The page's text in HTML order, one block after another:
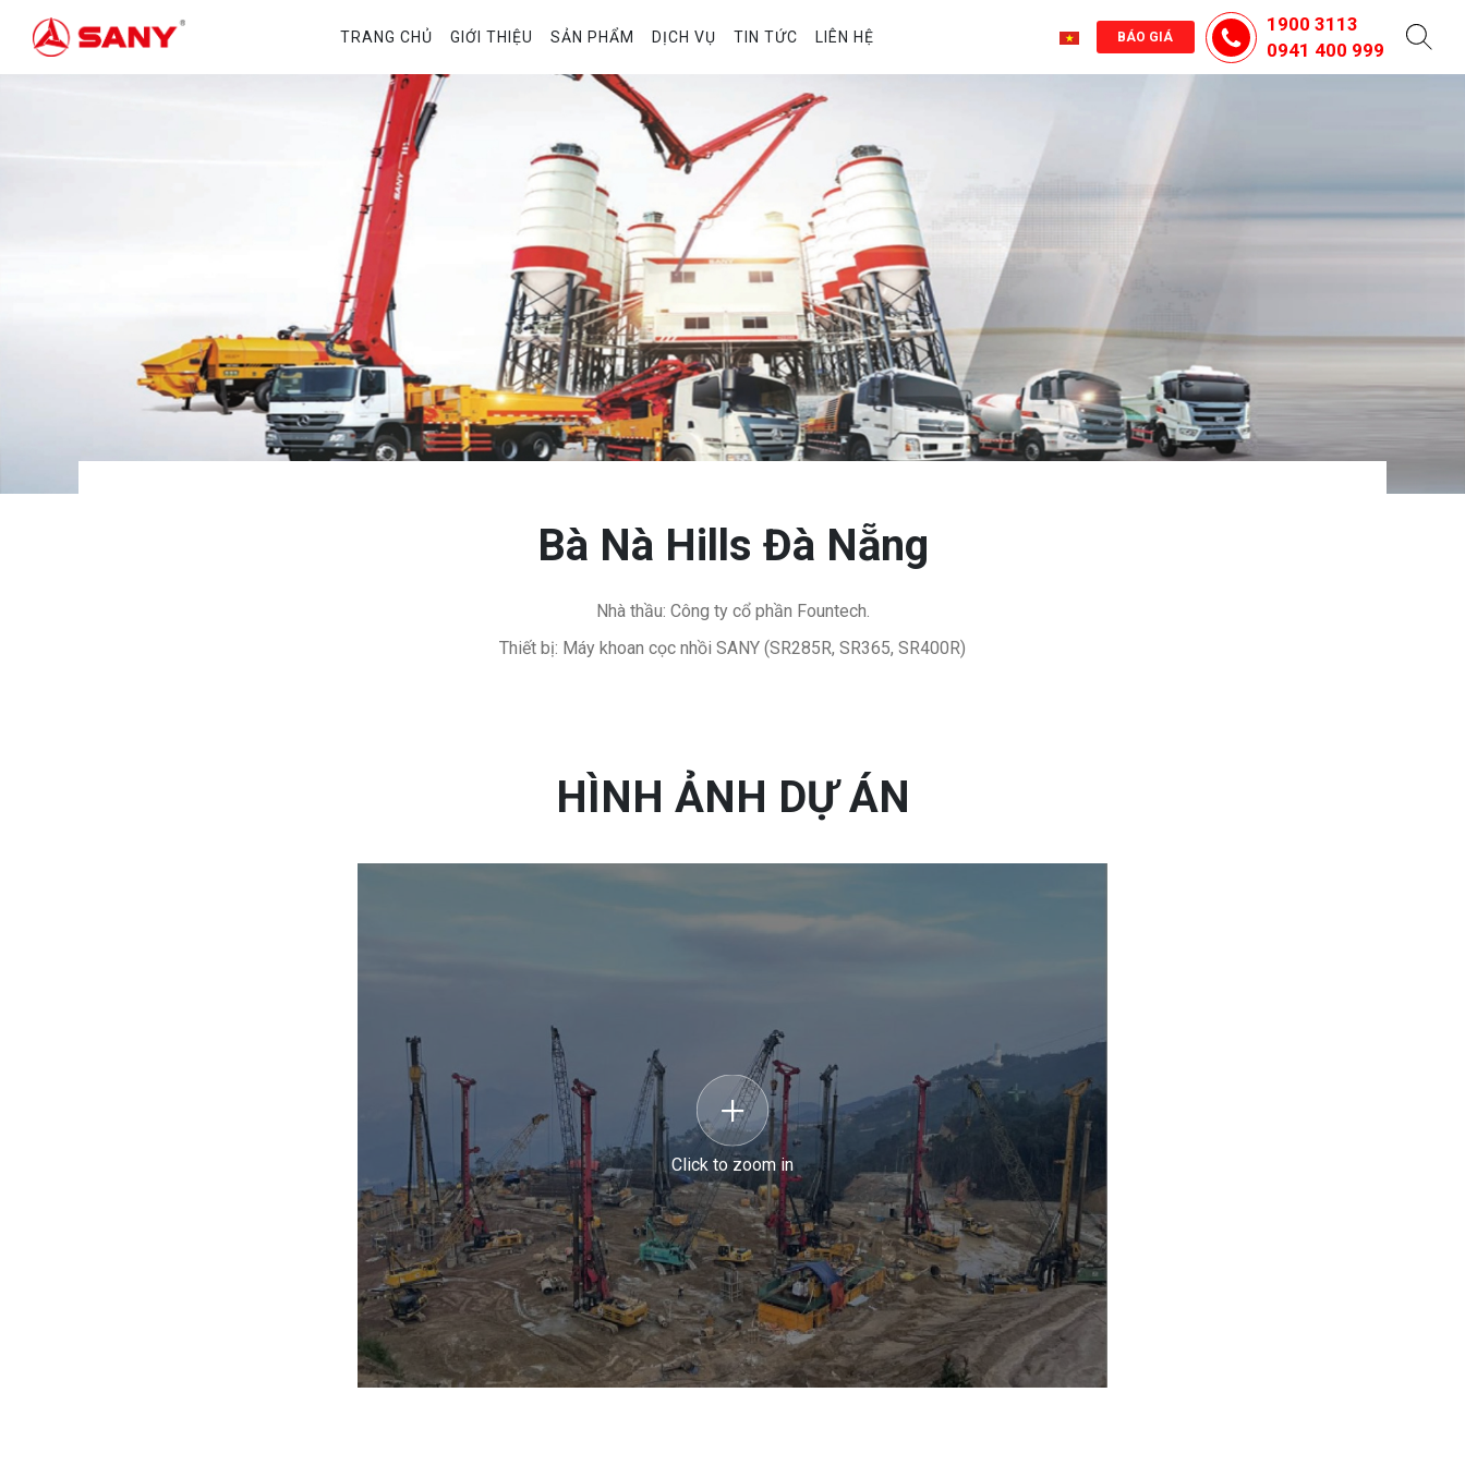
TRANG CHỦ GIỚI THIỆU SẢN PHẨM DỊCH VỤ TIN TỨC LIÊN HỆ BÁO GIÁ
1900 3113
0941 400 999
Bà Nà Hills Đà Nẵng
Nhà thầu: Công ty cổ phần Fountech.
Thiết bị: Máy khoan cọc nhồi SANY (SR285R, SR365, SR400R)
HÌNH ẢNH DỰ ÁN
Click to zoom in